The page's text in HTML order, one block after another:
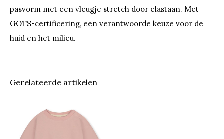
pasvorm met een vleugje stretch door elastaan. Met
GOTS-certificering, een verantwoorde keuze voor de
huid en het milieu.
Gerelateerde artikelen